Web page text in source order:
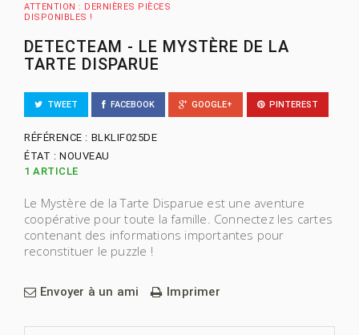
ATTENTION : DERNIÈRES PIÈCES
DISPONIBLES !
DETECTEAM - LE MYSTÈRE DE LA
TARTE DISPARUE
TWEET FACEBOOK GOOGLE+ PINTEREST
RÉFÉRENCE : BLKLIF025DE
ÉTAT : NOUVEAU
1 ARTICLE
Le Mystère de la Tarte Disparue est une aventure
coopérative pour toute la famille. Connectez les cartes
contenant des informations importantes pour
reconstituer le puzzle !
Envoyer à un ami Imprimer